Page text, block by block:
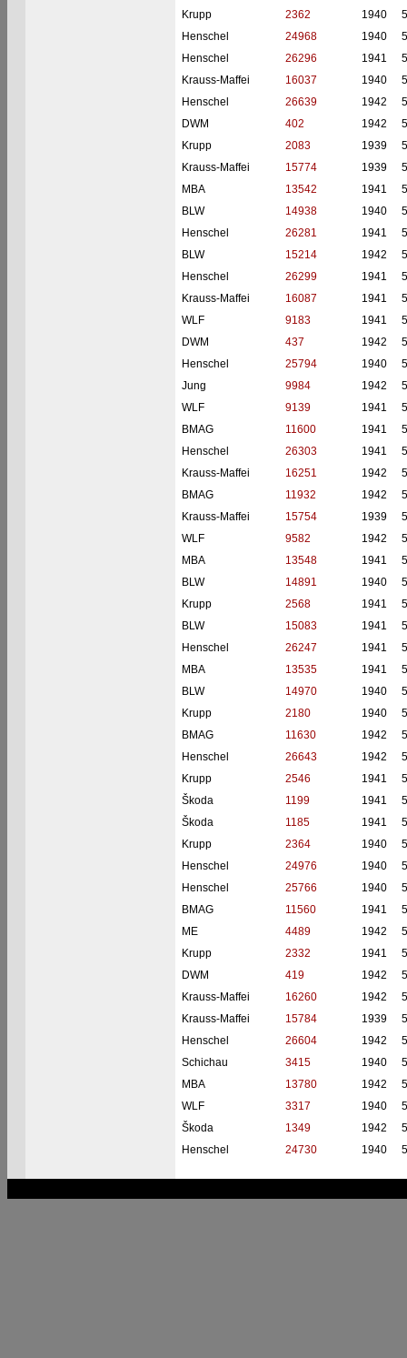
Krupp
2362 1940
Henschel
24968 1940
Henschel
26296 1941
Krauss-Maffei
16037 1940
Henschel
26639 1942
DWM
402 1942
Krupp
2083 1939
Krauss-Maffei
15774 1939
MBA
13542 1941
BLW
14938 1940
Henschel
26281 1941
BLW
15214 1942
Henschel
26299 1941
Krauss-Maffei
16087 1941
WLF
9183 1941
DWM
437 1942
Henschel
25794 1940
Jung
9984 1942
WLF
9139 1941
BMAG
11600 1941
Henschel
26303 1941
Krauss-Maffei
16251 1942
BMAG
11932 1942
Krauss-Maffei
15754 1939
WLF
9582 1942
MBA
13548 1941
BLW
14891 1940
Krupp
2568 1941
BLW
15083 1941
Henschel
26247 1941
MBA
13535 1941
BLW
14970 1940
Krupp
2180 1940
BMAG
11630 1942
Henschel
26643 1942
Krupp
2546 1941
Škoda
1199 1941
Škoda
1185 1941
Krupp
2364 1940
Henschel
24976 1940
Henschel
25766 1940
BMAG
11560 1941
ME
4489 1942
Krupp
2332 1941
DWM
419 1942
Krauss-Maffei
16260 1942
Krauss-Maffei
15784 1939
Henschel
26604 1942
Schichau
3415 1940
MBA
13780 1942
WLF
3317 1940
Škoda
1349 1942
Henschel
24730 1940